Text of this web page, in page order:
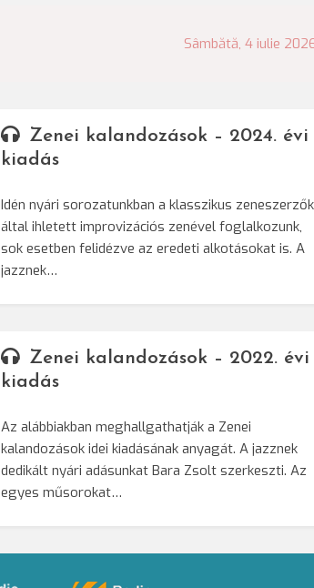
Sâmbătă, 4 iulie
Zenei kalandozások – 2024. évi
kiadás
Idén nyári sorozatunkban a klasszikus zeneszerzők
által ihletett improvizációs zenével foglalkozunk,
sok esetben felidézve az eredeti alkotásokat is. A
jazznek…
Zenei kalandozások – 2022. évi
kiadás
Az alábbiakban meghallgathatják a Zenei
kalandozások idei kiadásának anyagát. A jazznek
dedikált nyári adásunkat Bara Zsolt szerkeszti. Az
egyes műsorokat…